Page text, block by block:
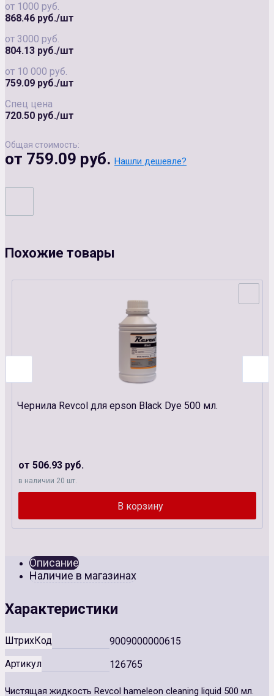
от 1000 руб.
868.46 руб./шт
от 3000 руб.
804.13 руб./шт
от 10 000 руб.
759.09 руб./шт
Спец цена
720.50 руб./шт
Общая стоимость:
от 759.09 руб. Нашли дешевле?
Похожие товары
Чернила Revcol для epson Black Dye 500 мл.
от 506.93 руб.
в наличии 20 шт.
Описание
Наличие в магазинах
Характеристики
ШтрихКод
9009000000615
Артикул
126765
Чистящая жидкость Revcol hameleon cleaning liquid 500 мл.